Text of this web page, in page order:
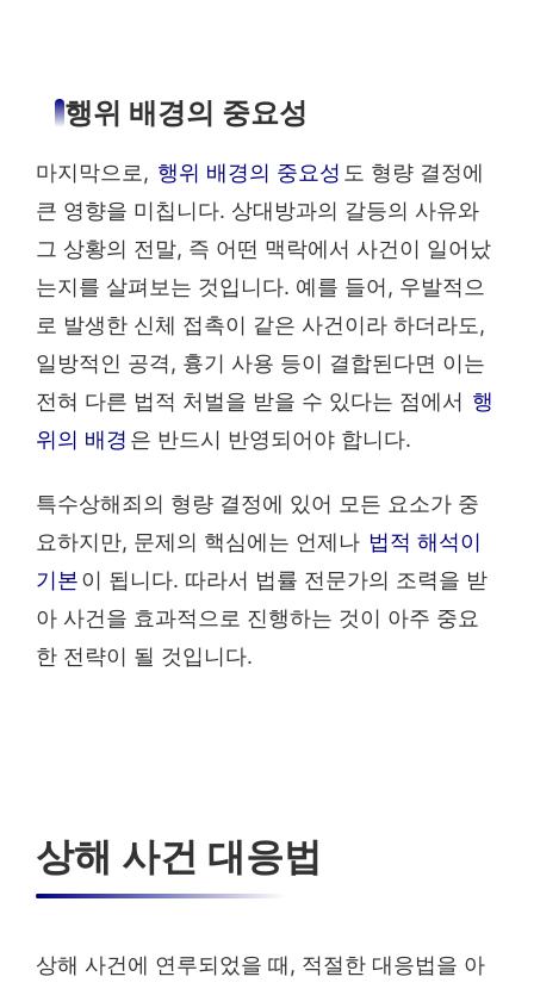
행위 배경의 중요성
마지막으로, 행위 배경의 중요성 도 형량 결정에
큰 영향을 미칩니다. 상대방과의 갈등의 사유와
그 상황의 전말, 즉 어떤 맥락에서 사건이 일어났
는지를 살펴보는 것입니다. 예를 들어, 우발적으
로 발생한 신체 접촉이 같은 사건이라 하더라도,
일방적인 공격, 흉기 사용 등이 결합된다면 이는
전혀 다른 법적 처벌을 받을 수 있다는 점에서 행
위의 배경 은 반드시 반영되어야 합니다.
특수상해죄의 형량 결정에 있어 모든 요소가 중
요하지만, 문제의 핵심에는 언제나 법적 해석이
기본이 됩니다. 따라서 법률 전문가의 조력을 받
아 사건을 효과적으로 진행하는 것이 아주 중요
한 전략이 될 것입니다.
상해 사건 대응법
상해 사건에 연루되었을 때, 적절한 대응법을 아